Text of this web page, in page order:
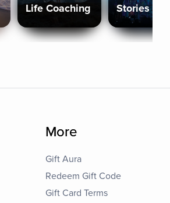
Life Coaching Stories
More
Gift Aura
Redeem Gift Code
Gift Card Terms